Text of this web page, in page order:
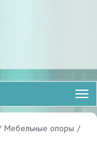
Мебельные опоры /